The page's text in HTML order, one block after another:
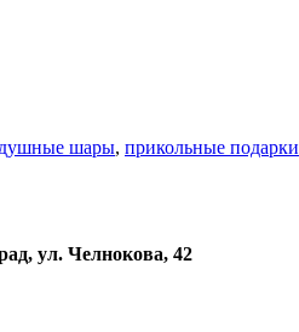
шары, прикольные подарки
ул. Челнокова, 42